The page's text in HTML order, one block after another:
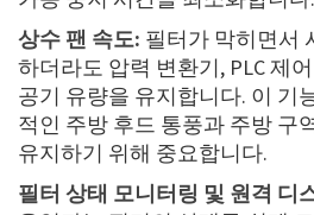
상수 팬 속도: 필터가 막히면서
하더라도 압력 변환기, PLC 제
공기 유량을 유지합니다. 이 기
적인 주방 후드 통풍과 주방 구
유지하기 위해 중요합니다.
필터 상태 모니터링 및 원격 디